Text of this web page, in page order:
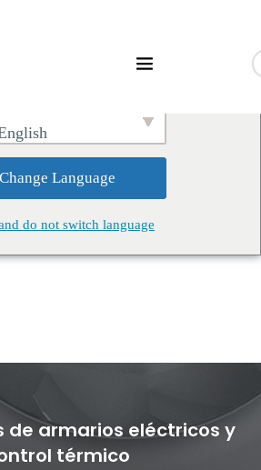
to change to:
Change Language
do not switch language
de armarios eléctricos y
térmico